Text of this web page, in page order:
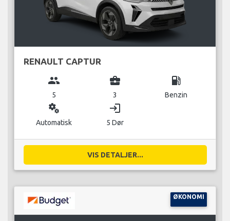
RENAULT CAPTUR
group
5
business_center
3
local_gas_station
Benzin
miscellaneous_services
Automatisk
login
5 Dør
VIS DETALJER...
ØKONOMI